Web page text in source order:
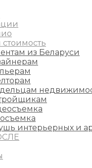
стоимость
из Беларуси
интерьерных и